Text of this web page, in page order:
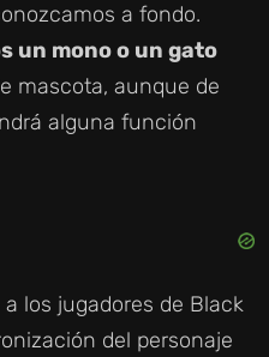
a fondo.
un mono o un gato
mascota, aunque de
alguna función
los jugadores de Black
del personaje